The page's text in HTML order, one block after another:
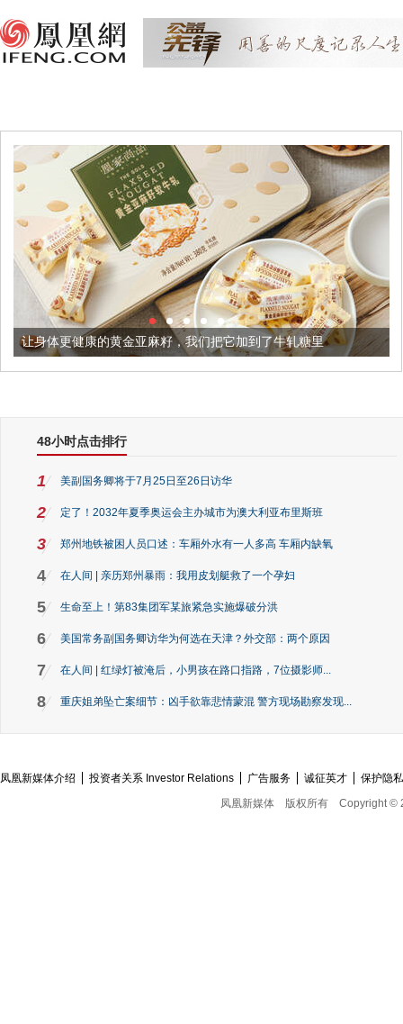
的黄金亚麻籽，我们把它加到了牛轧糖里 被列入佛家七宝
48小时点击排行
1 美副国务卿将于7月25日至26日访华
2 定了！2032年夏季奥运会主办城市为澳大利亚布里斯班
3 郑州地铁被困人员口述：车厢外水有一人多高 车厢内缺氧
4 在人间 | 亲历郑州暴雨：我用皮划艇救了一个孕妇
5 生命至上！第83集团军某旅紧急实施爆破分洪
6 美国常务副国务卿访华为何选在天津？外交部：两个原因
7 在人间 | 红绿灯被淹后，小男孩在路口指路，7位摄影师...
8 重庆姐弟坠亡案细节：凶手欲靠悲情蒙混 警方现场勘察发现...
凤凰新媒体介绍 投资者关系 Investor Relations 广告服务 诚征英才
保护隐
凤凰新媒体
版权所有 Copyright ©